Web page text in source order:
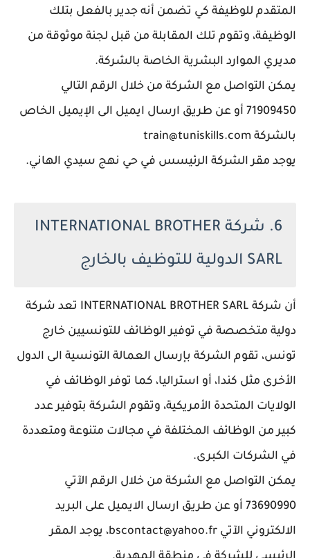
المتقدم للوظيفة كي تضمن أنه جدير بالفعل بتلك
الوظيفة، وتقوم تلك المقابلة من قبل لجنة موثوقة من
مديري الموارد البشرية الخاصة بالشركة.
يمكن التواصل مع الشركة من خلال الرقم التالي
71909450 أو عن طريق ارسال ايميل الى الإيميل الخاص
بالشركة train@tuniskills.com
يوجد مقر الشركة الرئيسس في حي نهج سيدي الهاني.
6. شركة INTERNATIONAL BROTHER
SARL الدولية للتوظيف بالخارج
أن شركة INTERNATIONAL BROTHER SARL تعد شركة
دولية متخصصة في توفير الوظائف للتونسيين خارج
تونس، تقوم الشركة بإرسال العمالة التونسية الى الدول
الأخرى مثل كندا، أو استراليا، كما توفر الوظائف في
الولايات المتحدة الأمريكية، وتقوم الشركة بتوفير عدد
كبير من الوظائف المختلفة في مجالات متنوعة ومتعددة
في الشركات الكبرى.
يمكن التواصل مع الشركة من خلال الرقم الآتي
73690990 أو عن طريق ارسال الايميل على البريد
الالكتروني الآتي bscontact@yahoo.fr، يوجد المقر